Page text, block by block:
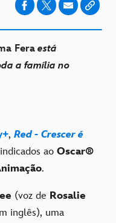
Feraestá
a família no
, Red - Crescer é
ao Oscar®
.
(voz de Rosalie
inglês), uma